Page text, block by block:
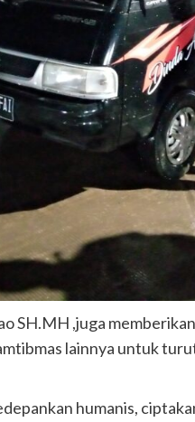
SH.MH ,juga
lainnya untuk
humanis,